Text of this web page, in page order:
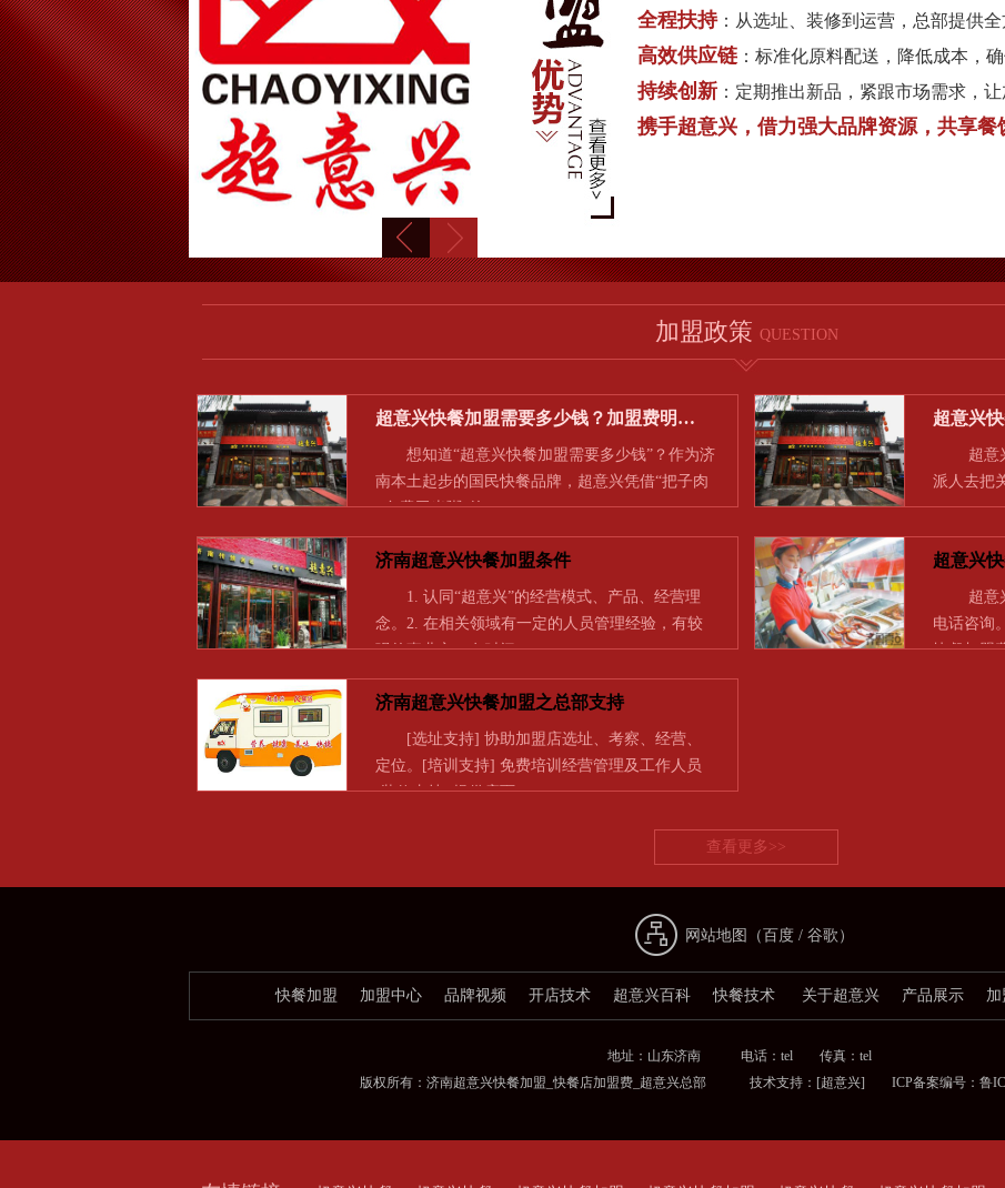
全程扶持：从选址、装修到运营，总部提供
高效供应链 ：标准化原料配送，降低成本，
持续创新 ：定期推出新品，紧跟市场需求，
携手超意兴，借力强大品牌资源，共享餐
加盟政策 QUESTION
超意兴快餐加盟需要多少钱？加盟费明…
想知道“超意兴快餐加盟需要多少钱”？作为济
南本土起步的国民快餐品牌，超意兴凭借“把子肉
+免费玉米粥”的…
超意兴
超意兴
派人去把
一…
济南超意兴快餐加盟条件
1. 认同“超意兴”的经营模式、产品、经营理
念。2. 在相关领域有一定的人员管理经验，有较
强的事业心，有时间…
超意兴
超意兴
电话咨询
快餐加盟
济南超意兴快餐加盟之总部支持
[选址支持] 协助加盟店选址、考察、经营、
定位。[培训支持] 免费培训经营管理及工作人员
[装修支持] 提供店面…
查看更多>>
网站地图（ 百度 / 谷歌 ）
快餐加盟 加盟中心 品牌视频 开店技术 超意兴百科 快餐技术 关于超意兴 产品展示
地址：山东济南 电话：tel 传真：tel
版权所有：济南超意兴快餐加盟_快餐店加盟费_超意兴总部 技术支持： [超意兴] ICP备案编号：鲁ICP